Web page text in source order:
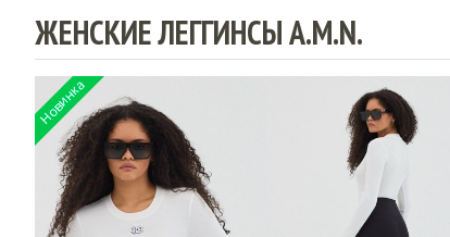
ЖЕНСКИЕ ЛЕГГИНСЫ A.M.N.